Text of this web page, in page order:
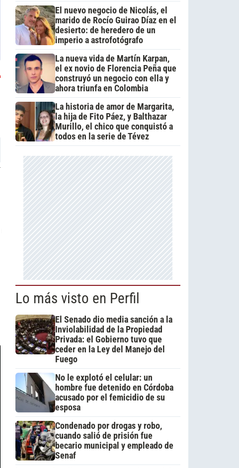
El nuevo negocio de Nicolás, el
marido de Rocío Guirao Díaz en el
desierto: de heredero de un
imperio a astrofotógrafo
La nueva vida de Martín Karpan,
el ex novio de Florencia Peña que
construyó un negocio con ella y
ahora triunfa en Colombia
La historia de amor de Margarita,
la hija de Fito Páez, y Balthazar
Murillo, el chico que conquistó a
todos en la serie de Tévez
Lo más visto en Perfil
El Senado dio media sanción a la
Inviolabilidad de la Propiedad
Privada: el Gobierno tuvo que
ceder en la Ley del Manejo del
Fuego
No le explotó el celular: un
hombre fue detenido en Córdoba
acusado por el femicidio de su
esposa
Condenado por drogas y robo,
cuando salió de prisión fue
becario municipal y empleado de
Senaf